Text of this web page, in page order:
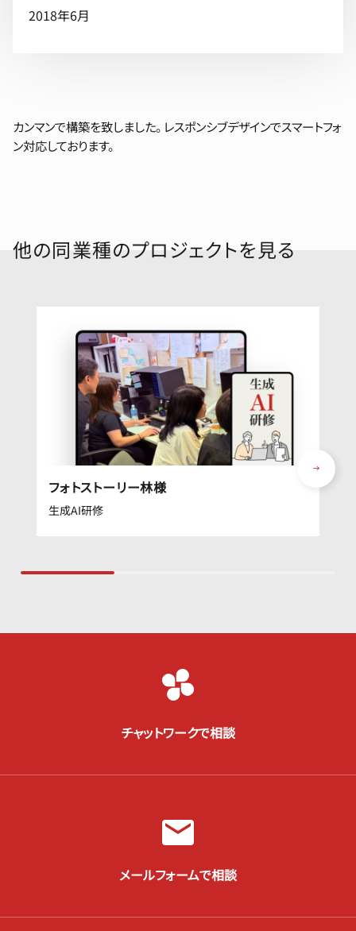
2018年6月
カンマンで構築を致しました。 レスポンシブデザインでスマートフォ
ン対応しております。
他の同業種のプロジェクトを見る
フォトストーリー林様
生成AI研修
チャットワークで相談
メールフォームで相談